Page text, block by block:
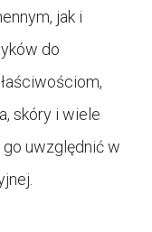
jak i
do
skóry i wiele
uwzględnić w